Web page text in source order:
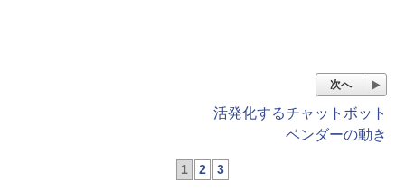
次へ
活発化するチャットボット
ベンダーの動き
1 2 3